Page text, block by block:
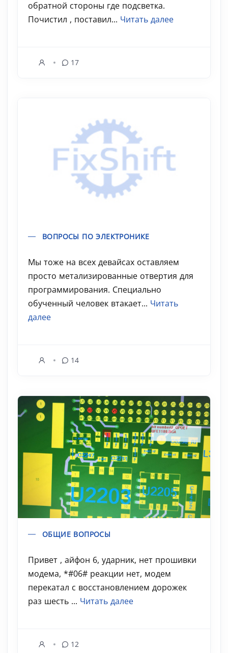
обратной стороны где подсветка.
Почистил , поставил... Читать далее
17
ВОПРОСЫ ПО ЭЛЕКТРОНИКЕ
Мы тоже на всех девайсах оставляем
просто метализированные отвертия для
программирования. Специально
обученный человек втакает... Читать
далее
14
ОБЩИЕ ВОПРОСЫ
Привет , айфон 6, ударник, нет прошивки
модема, *#06# реакции нет, модем
перекатал с восстановлением дорожек
раз шесть ... Читать далее
12